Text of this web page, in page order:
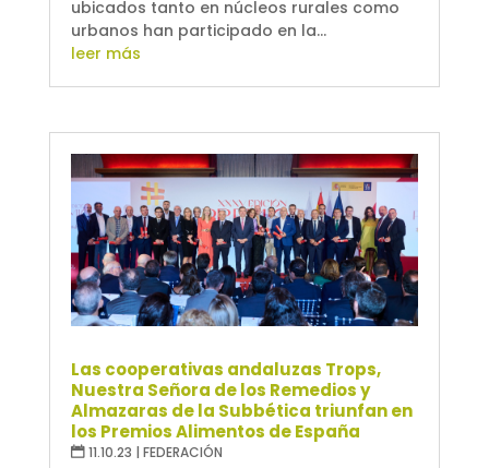
ubicados tanto en núcleos rurales como
urbanos han participado en la...
leer más
Las cooperativas andaluzas Trops,
Nuestra Señora de los Remedios y
Almazaras de la Subbética triunfan en
los Premios Alimentos de España
11.10.23 | FEDERACIÓN